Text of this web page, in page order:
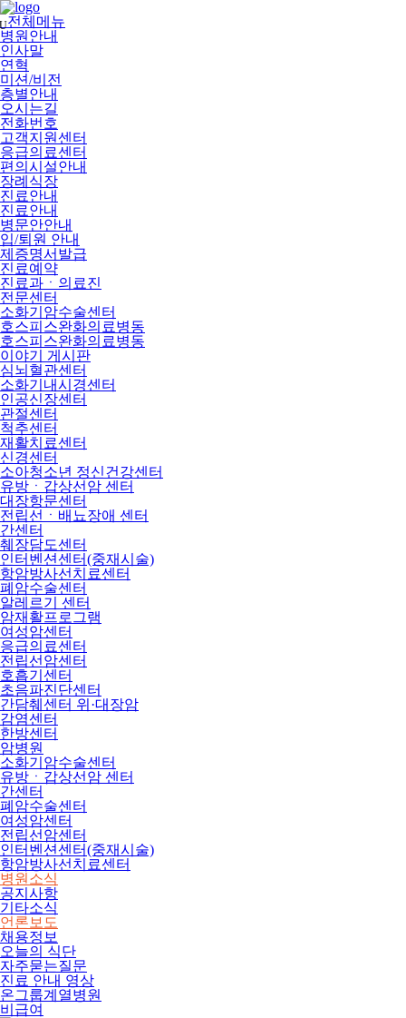
메
뉴
건
너
뛰
기
전체메뉴
병원안내
인사말
연혁
미션/비전
층별안내
오시는길
전화번호
고객지원센터
응급의료센터
편의시설안내
장례식장
진료안내
진료안내
병문안안내
입/퇴원 안내
제증명서발급
진료예약
진료과ㆍ의료진
전문센터
소화기암수술센터
호스피스완화의료병동
호스피스완화의료병동
이야기 게시판
심뇌혈관센터
소화기내시경센터
인공신장센터
관절센터
척추센터
재활치료센터
신경센터
소아청소년 정신건강센터
유방ㆍ갑상선암 센터
대장항문센터
전립선ㆍ배뇨장애 센터
간센터
췌장담도센터
인터벤션센터(중재시술)
항암방사선치료센터
폐암수술센터
알레르기 센터
암재활프로그램
여성암센터
응급의료센터
전립선암센터
호흡기센터
초음파진단센터
간담췌센터 위·대장암
감염센터
한방센터
암병원
소화기암수술센터
유방ㆍ갑상선암 센터
간센터
폐암수술센터
여성암센터
전립선암센터
인터벤션센터(중재시술)
항암방사선치료센터
병원소식
공지사항
기타소식
언론보도
채용정보
오늘의 식단
자주묻는질문
진료 안내 영상
온그룹계열병원
비급여